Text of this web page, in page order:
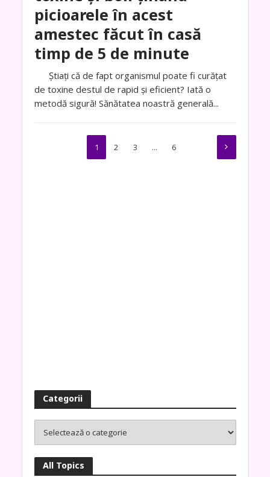
picioarele în acest
amestec făcut în casă
timp de 5 de minute
Știați că de fapt organismul poate fi curățat
de toxine destul de rapid și eficient? Iată o
metodă sigură! Sănătatea noastră generală...
1 2 3 … 6
Categorii
All Topics